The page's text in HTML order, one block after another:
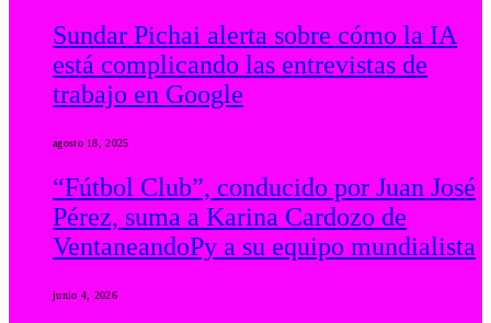
Sundar Pichai alerta sobre cómo la IA
está complicando las entrevistas de
trabajo en Google
agosto 18, 2025
“Fútbol Club”, conducido por Juan José
Pérez, suma a Karina Cardozo de
VentaneandoPy a su equipo mundialista
junio 4, 2026